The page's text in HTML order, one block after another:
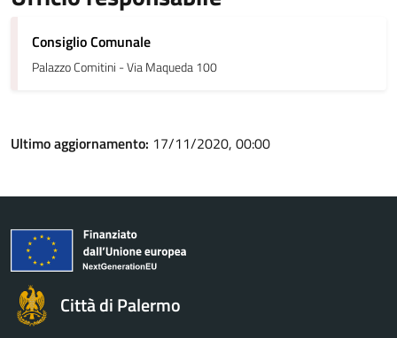
Consiglio Comunale
Palazzo Comitini - Via Maqueda 100
Ultimo aggiornamento: 17/11/2020, 00:00
Città di Palermo